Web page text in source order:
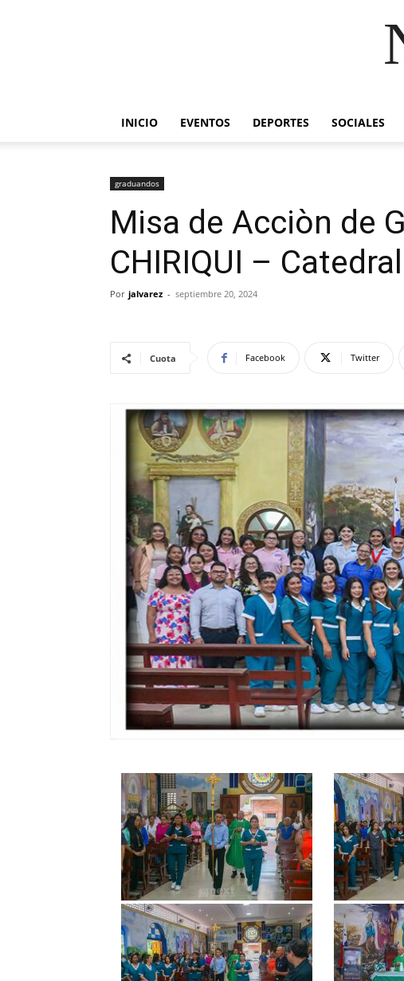
INICIO EVENTOS DEPORTES SOCIALES
graduandos
Misa de Acciòn de
CHIRIQUI – Catedral
Por jalvarez - septiembre 20, 2024
Cuota Facebook Twitter